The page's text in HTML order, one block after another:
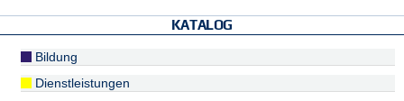
KATALOG
Bildung
Dienstleistungen